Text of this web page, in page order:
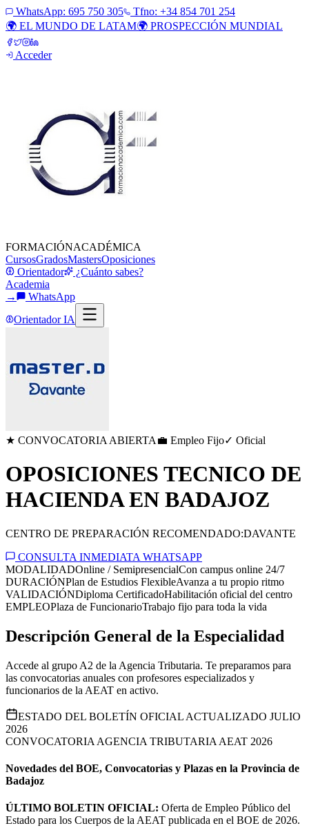
WhatsApp: 695 750 305
Tfno: +34 854 701 254
🌍 EL MUNDO DE LATAM🌍 PROSPECCIÓN MUNDIAL
Acceder
FORMACIÓNACADÉMICA
CursosGradosMastersOposiciones
Orientador
¿Cuánto sabes?
Academia
→
WhatsApp
Orientador IA
★ CONVOCATORIA ABIERTA 💼 Empleo Fijo✓ Oficial
OPOSICIONES TECNICO DE
HACIENDA EN BADAJOZ
CENTRO DE PREPARACIÓN RECOMENDADO:DAVANTE
CONSULTA INMEDIATA WHATSAPP
MODALIDADOnline / SemipresencialCon campus online 24/7
DURACIÓNPlan de Estudios FlexibleAvanza a tu propio ritmo
VALIDACIÓNDiploma CertificadoHabilitación oficial del centro
EMPLEOPlaza de FuncionarioTrabajo fijo para toda la vida
Descripción General de la Especialidad
Accede al grupo A2 de la Agencia Tributaria. Te preparamos para
las convocatorias anuales con profesores especializados y
funcionarios de la AEAT en activo.
ESTADO DEL BOLETÍN OFICIAL ACTUALIZADO JULIO
2026
CONVOCATORIA AGENCIA TRIBUTARIA AEAT 2026
Novedades del BOE, Convocatorias y Plazas en la Provincia de
Badajoz
ÚLTIMO BOLETIN OFICIAL: Oferta de Empleo Público del
Estado para los Cuerpos de la AEAT publicada en el BOE de 2026.